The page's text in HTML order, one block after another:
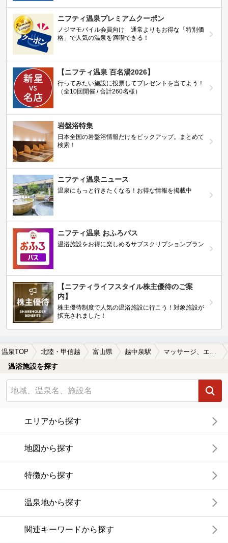
ニフティ温泉プレミアムクーポン
ノジマモバイル会員向け 通常よりもお得な「特別価
格」で人気の温泉を満喫できる！
【ニフティ温泉 百名湯2026】
行ってみたい施設に投票してプレゼントを当てよう！
（全10回開催 / 合計260名様）
岩盤浴特集
日本全国の岩盤浴情報だけをピックアップ。まとめて
検索！
ニフティ温泉ニュース
温泉にもっと行きたくなる！お得な情報を掲載中
ニフティ温泉 おふろパス
温浴施設をお得に楽しめるサブスクリプションプラン
【ニフティライフスタイル株主優待のご案
内】
株主優待制度で人気の温浴施設に行こう！対象施設が
拡充されました！
温泉TOP 北陸・甲信越 富山県 越中泉駅 マッサージ、エステがある越中泉駅近くの温泉、日帰り温泉、スーパー銭湯おすすめ
温浴施設を探す
エリアから探す
地図から探す
特徴から探す
温泉地から探す
関連キーワードから探す